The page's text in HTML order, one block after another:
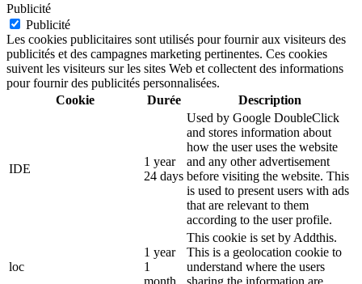
Publicité
Publicité
Les cookies publicitaires sont utilisés pour fournir aux visiteurs des
publicités et des campagnes marketing pertinentes. Ces cookies
suivent les visiteurs sur les sites Web et collectent des informations
pour fournir des publicités personnalisées.
Cookie
Durée Description
IDE
1 year
24 days
Used by Google DoubleClick
and stores information about
how the user uses the website
and any other advertisement
before visiting the website. This
is used to present users with ads
that are relevant to them
according to the user profile.
loc
1 year
1
This cookie is set by Addthis.
This is a geolocation cookie to
understand where the users